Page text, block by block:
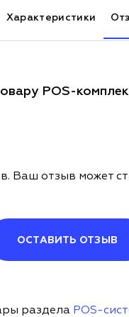
Характеристики
POS-
Ваш отзыв может
ОСТАВИТЬ ОТЗЫВ
раздела POS-